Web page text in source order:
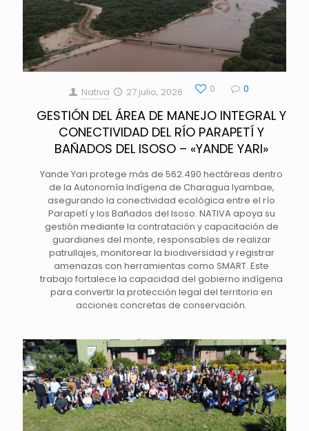
Nativa 27 julio, 2026 0 0
GESTIÓN DEL ÁREA DE MANEJO INTEGRAL Y
CONECTIVIDAD DEL RÍO PARAPETÍ Y
BAÑADOS DEL ISOSO – «YANDE YARI»
Yande Yari protege más de 562.490 hectáreas dentro
de la Autonomía Indígena de Charagua Iyambae,
asegurando la conectividad ecológica entre el río
Parapetí y los Bañados del Isoso. NATIVA apoya su
gestión mediante la contratación y capacitación de
guardianes del monte, responsables de realizar
patrullajes, monitorear la biodiversidad y registrar
amenazas con herramientas como SMART. Este
trabajo fortalece la capacidad del gobierno indígena
para convertir la protección legal del territorio en
acciones concretas de conservación.